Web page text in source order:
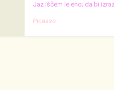
Jaz iščem le eno; da bi
Picasso